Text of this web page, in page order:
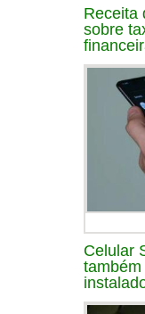
Receita
sobre
Celular